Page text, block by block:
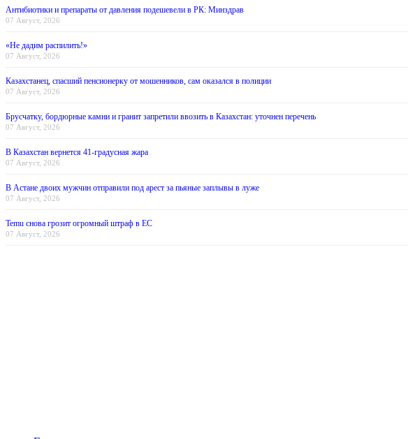
Антибиотики и препараты от давления подешевели в РК: Минздрав
07 Август, 2026
«Не дадим распилить!»
07 Август, 2026
Казахстанец, спасший пенсионерку от мошенников, сам оказался в полиции
07 Август, 2026
Брусчатку, бордюрные камни и гранит запретили ввозить в Казахстан: уточнен перечень
07 Август, 2026
В Казахстан вернется 41-градусная жара
07 Август, 2026
В Астане двоих мужчин отправили под арест за пьяные заплывы в луже
07 Август, 2026
Temu снова грозит огромный штраф в ЕС
07 Август, 2026